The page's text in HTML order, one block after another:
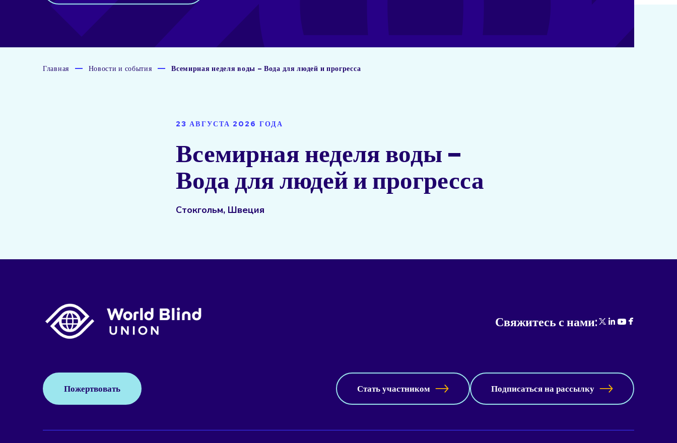
Главная Новости и события Всемирная неделя воды – Вода для людей и прогресса
23 АВГУСТА 2026 ГОДА
Всемирная неделя воды –
Вода для людей и прогресса
Стокгольм, Швеция
Пожертвовать Стать участником Подписаться на рассылку
Свяжитесь с нами: